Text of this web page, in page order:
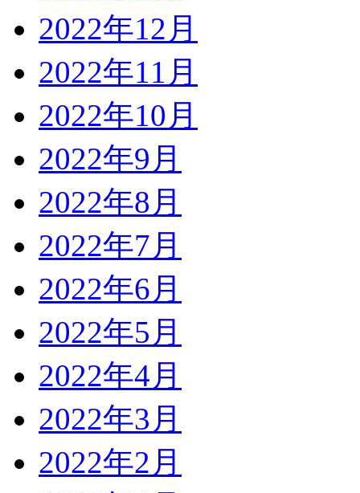
2022年12月
2022年11月
2022年10月
2022年9月
2022年8月
2022年7月
2022年6月
2022年5月
2022年4月
2022年3月
2022年2月